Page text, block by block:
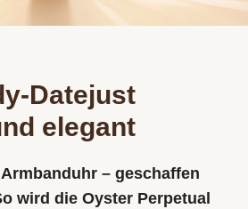
Datejust
elegant
– geschaffen
wird die Oyster Perpetual